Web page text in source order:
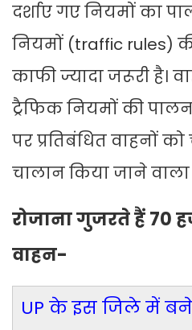
दर्शाए गए नियमों का
नियमों (traffic rules)
काफी ज्यादा जरूरी है।
ट्रैफिक नियमों की
पर प्रतिबंधित वाहनों
चालान किया जाने वाला
रोजाना गुजरते हैं 70
वाहन-
UP के इस जिले में